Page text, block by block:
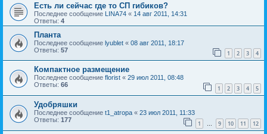
Есть ли сейчас где то СП гибиков?
Последнее сообщение LINA74 « 14 авг 2011, 14:31
Ответы: 4
Планта
Последнее сообщение lyublet « 08 авг 2011, 18:17
Ответы: 57 1 2 3 4
Компактное размещение
Последнее сообщение florist « 29 июл 2011, 08:48
Ответы: 66 1 2 3 4 5
Удобряшки
Последнее сообщение t1_atropa « 23 июл 2011, 11:33
Ответы: 177 1 … 9 10 11 12